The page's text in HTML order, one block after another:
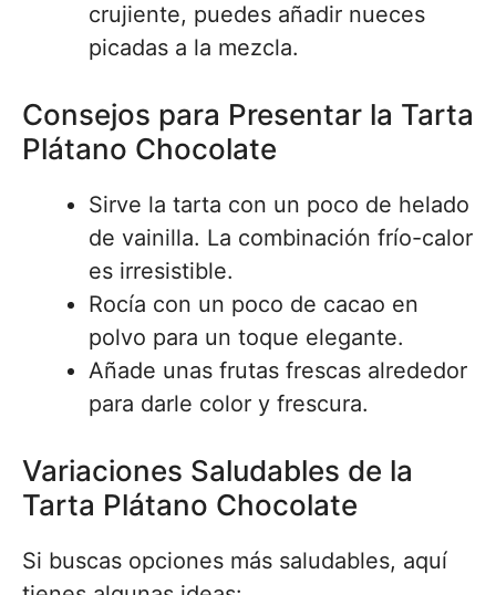
crujiente, puedes añadir nueces
picadas a la mezcla.
Consejos para Presentar la Tarta
Plátano Chocolate
Sirve la tarta con un poco de helado
de vainilla. La combinación frío-calor
es irresistible.
Rocía con un poco de cacao en
polvo para un toque elegante.
Añade unas frutas frescas alrededor
para darle color y frescura.
Variaciones Saludables de la
Tarta Plátano Chocolate
Si buscas opciones más saludables, aquí